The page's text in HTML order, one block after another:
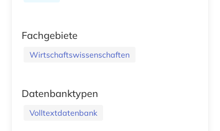
Fachgebiete
Wirtschaftswissenschaften
Datenbanktypen
Volltextdatenbank